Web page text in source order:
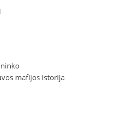
mafijos istorija